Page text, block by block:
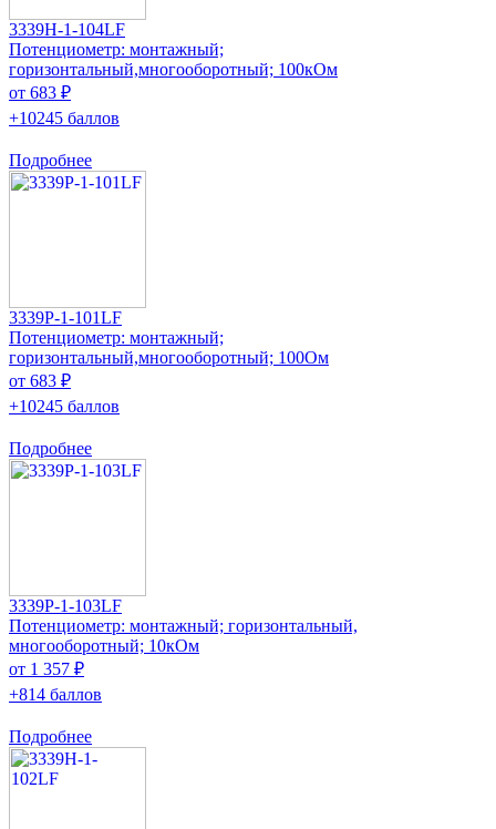
3339H-1-104LF
Потенциометр: монтажный;
горизонтальный,многооборотный; 100кОм
от 683 ₽
+10245 баллов
Подробнее
3339P-1-101LF
Потенциометр: монтажный;
горизонтальный,многооборотный; 100Ом
от 683 ₽
+10245 баллов
Подробнее
3339P-1-103LF
Потенциометр: монтажный; горизонтальный,
многооборотный; 10кОм
от 1 357 ₽
+814 баллов
Подробнее